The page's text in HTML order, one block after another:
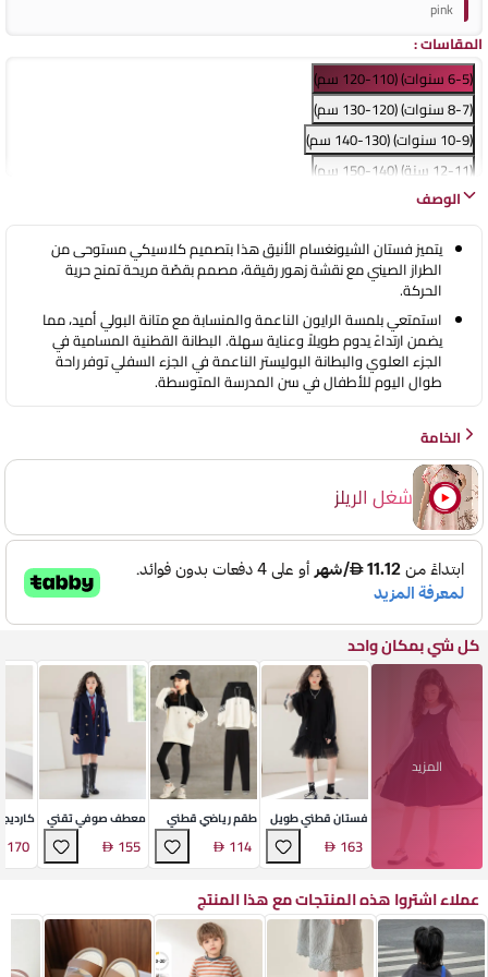
pink
المقاسات:
(6-5 سنوات) (110-120 سم)
(8-7 سنوات) (120-130 سم)
(10-9 سنوات) (130-140 سم)
(12-11 سنة) (140-150 سم)
(14-13 سنة) (150-160 سم) الوصف
يتميز فستان الشيونغسام الأنيق هذا بتصميم كلاسيكي مستوحى من
الطراز الصيني مع نقشة زهور رقيقة، مصمم بقصّة مريحة تمنح حرية
الحركة.
استمتعي بلمسة الرايون الناعمة والمنسابة مع متانة البولي أميد، مما
يضمن ارتداءً يدوم طويلاً وعناية سهلة. البطانة القطنية المسامية في
الجزء العلوي والبطانة البوليستر الناعمة في الجزء السفلي توفر راحة
طوال اليوم للأطفال في سن المدرسة المتوسطة.
الخامة
شغل الريلز
كل شي بمكان واحد
المزيد
فستان قطني طويل
الأكمام بشبك
163
طقم رياضي قطني
بغطاء رأس
114
معطف صوفي تقني
بريطاني
155
170
عملاء اشتروا هذه المنتجات مع هذا المنتج